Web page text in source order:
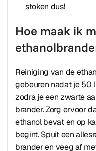
stoken dus!
Hoe maak ik
Reiniging van de
gebeuren nadat je 50
zodra je een zwarte
brander. Zorg ervoor
ethanol bevat en op
begint. Spuit een
brander en veeg af